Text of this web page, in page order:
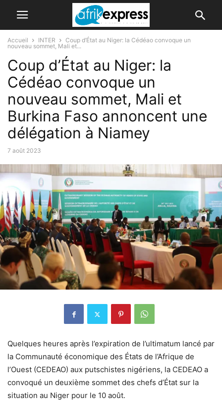
Accueil INTER
Coup d’État au Niger: la Cédéao convoque un
nouveau sommet, Mali et...
Coup d’État au Niger: la
Cédéao convoque un
nouveau sommet, Mali et
Burkina Faso annoncent une
délégation à Niamey
7 août 2023
Quelques heures après l’expiration de l’ultimatum lancé par
la Communauté économique des États de l’Afrique de
l’Ouest (CEDEAO) aux putschistes nigériens, la CEDEAO a
convoqué un deuxième sommet des chefs d’État sur la
situation au Niger pour le 10 août.